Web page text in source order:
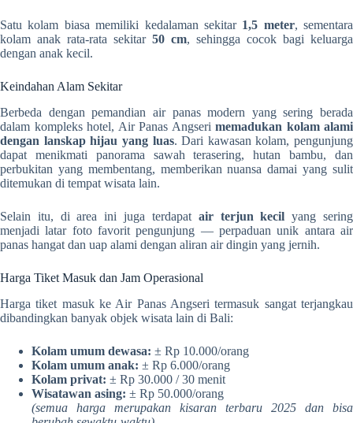
Satu kolam biasa memiliki kedalaman sekitar 1,5 meter, sementara
kolam anak rata-rata sekitar 50 cm, sehingga cocok bagi keluarga
dengan anak kecil.
Keindahan Alam Sekitar
Berbeda dengan pemandian air panas modern yang sering berada
dalam kompleks hotel, Air Panas Angseri memadukan kolam alami
dengan lanskap hijau yang luas. Dari kawasan kolam, pengunjung
dapat menikmati panorama sawah terasering, hutan bambu, dan
perbukitan yang membentang, memberikan nuansa damai yang sulit
ditemukan di tempat wisata lain.
Selain itu, di area ini juga terdapat air terjun kecil yang sering
menjadi latar foto favorit pengunjung — perpaduan unik antara air
panas hangat dan uap alami dengan aliran air dingin yang jernih.
Harga Tiket Masuk dan Jam Operasional
Harga tiket masuk ke Air Panas Angseri termasuk sangat terjangkau
dibandingkan banyak objek wisata lain di Bali:
Kolam umum dewasa: ± Rp 10.000/orang
Kolam umum anak: ± Rp 6.000/orang
Kolam privat: ± Rp 30.000 / 30 menit
Wisatawan asing: ± Rp 50.000/orang
(semua harga merupakan kisaran terbaru 2025 dan bisa